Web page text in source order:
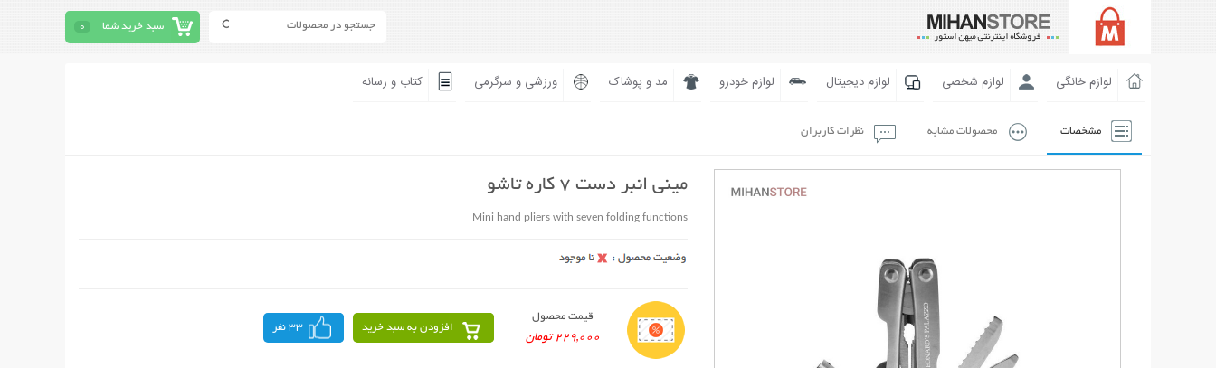
سبد خرید شما 0
لوازم خانگی لوازم شخصی لوازم دیجیتال لوازم خودرو مد و پوشاک ورزشی و سرگرمی کتاب و رسانه
مشخصات محصولات مشابه نظرات کاربران
مینی انبر دست 7 کاره تاشو
Mini hand pliers with seven folding functions
قیمت محصول
229,000 تومان
افزودن به سبد خرید 33 نفر